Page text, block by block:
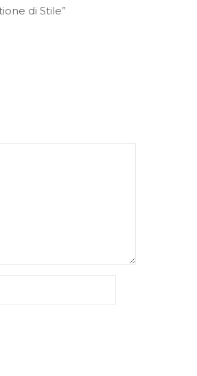
di Stile”